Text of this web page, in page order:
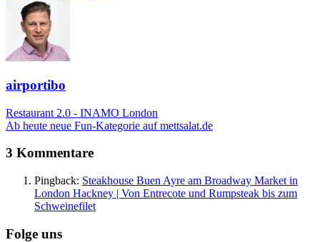
airportibo
Restaurant 2.0 - INAMO London
Ab heute neue Fun-Kategorie auf mettsalat.de
3 Kommentare
Pingback: Steakhouse Buen Ayre am Broadway Market in
London Hackney | Von Entrecote und Rumpsteak bis zum
Schweinefilet
Folge uns